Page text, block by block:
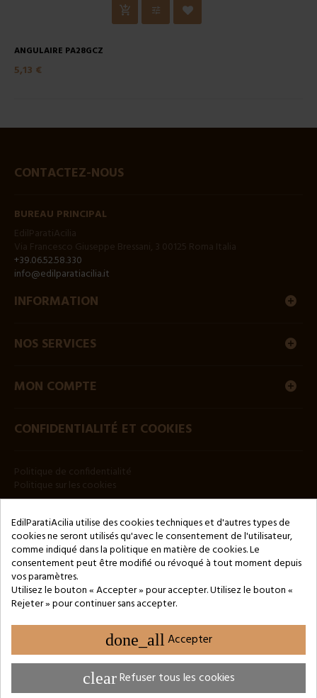
ANGULAIRE PA28GCZ
5,13 €
CONTACTEZ-NOUS
BUREAU PRINCIPAL
+39.06.52.58.330
info@edilparatiacilia.it
INFORMATION
NOS SERVICES
MON COMPTE
CONFIDENTIALITÉ ET COOKIES
Copyright © 2024 by 3Enne s.r.l.s. P.IVA/C.F.: 13466181008
Numéro d'enregistrement REA : RM-1449325 - Registre du
Commerce de Rome
Website Developed by M.Borzacchini - TestSide
EdilParatiAcilia utilise des cookies techniques et d'autres types de
cookies ne seront utilisés qu'avec le consentement de l'utilisateur,
comme indiqué dans la politique en matière de cookies. Le
consentement peut être modifié ou révoqué à tout moment depuis
vos paramètres.
Utilisez le bouton « Accepter » pour accepter. Utilisez le bouton «
Rejeter » pour continuer sans accepter.
done_all Accepter
clearRefuser tous les cookies